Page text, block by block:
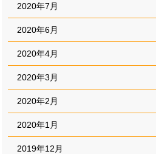
2020年7月
2020年6月
2020年4月
2020年3月
2020年2月
2020年1月
2019年12月